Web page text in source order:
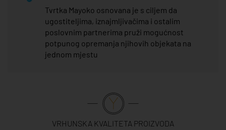
Tvrtka Mayoko osnovana je s ciljem da
ugostiteljima, iznajmljivačima i ostalim
poslovnim partnerima pruži mogućnost
potpunog opremanja njihovih objekata na
jednom mjestu
VRHUNSKA KVALITETA PROIZVODA